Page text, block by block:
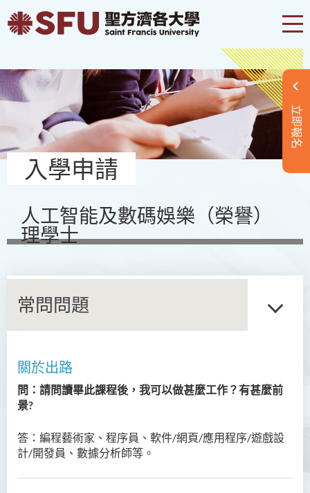
立即報名
入學申請
人工智能及數碼娛樂（榮譽）
理學士
常問問題
關於出路
問：請問讀畢此課程後，我可以做甚麼工作？有甚麼前
景?
答：編程藝術家、程序員、軟件/網頁/應用程序/遊戲設
計/開發員、數據分析師等。
翻譯科技（榮譽）文學士
工商管理（榮譽）學士